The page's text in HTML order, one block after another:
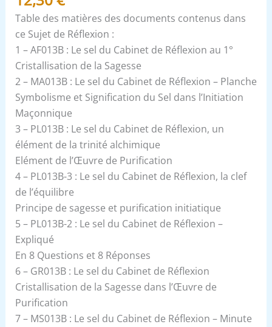
Table des matières des documents contenus dans
ce Sujet de Réflexion :
1 – AF013B : Le sel du Cabinet de Réflexion au 1°
Cristallisation de la Sagesse
2 – MA013B : Le sel du Cabinet de Réflexion – Planche
Symbolisme et Signification du Sel dans l’Initiation
Maçonnique
3 – PL013B : Le sel du Cabinet de Réflexion, un
élément de la trinité alchimique
Elément de l’Œuvre de Purification
4 – PL013B-3 : Le sel du Cabinet de Réflexion, la clef
de l’équilibre
Principe de sagesse et purification initiatique
5 – PL013B-2 : Le sel du Cabinet de Réflexion –
Expliqué
En 8 Questions et 8 Réponses
6 – GR013B : Le sel du Cabinet de Réflexion
Cristallisation de la Sagesse dans l’Œuvre de
Purification
7 – MS013B : Le sel du Cabinet de Réflexion – Minute